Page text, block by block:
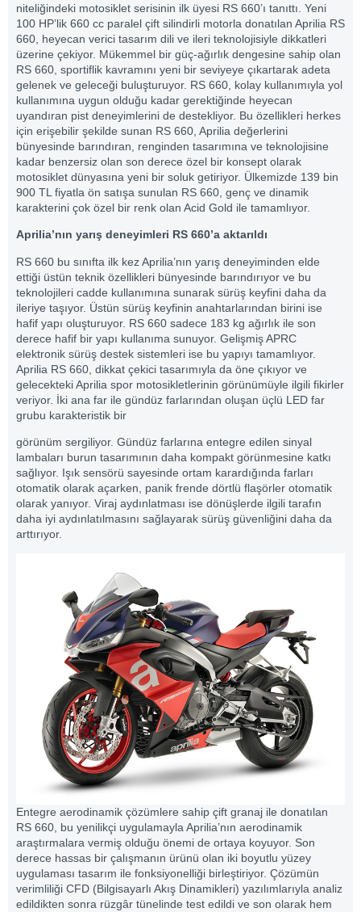
niteliğindeki motosiklet serisinin ilk üyesi RS 660’ı tanıttı. Yeni
100 HP’lik 660 cc paralel çift silindirli motorla donatılan Aprilia RS
660, heyecan verici tasarım dili ve ileri teknolojisiyle dikkatleri
üzerine çekiyor. Mükemmel bir güç-ağırlık dengesine sahip olan
RS 660, sportiflik kavramını yeni bir seviyeye çıkartarak adeta
gelenek ve geleceği buluşturuyor. RS 660, kolay kullanımıyla yol
kullanımına uygun olduğu kadar gerektiğinde heyecan
uyandıran pist deneyimlerini de destekliyor. Bu özellikleri herkes
için erişebilir şekilde sunan RS 660, Aprilia değerlerini
bünyesinde barındıran, renginden tasarımına ve teknolojisine
kadar benzersiz olan son derece özel bir konsept olarak
motosiklet dünyasına yeni bir soluk getiriyor. Ülkemizde 139 bin
900 TL fiyatla ön satışa sunulan RS 660, genç ve dinamik
karakterini çok özel bir renk olan Acid Gold ile tamamlıyor.
Aprilia’nın yarış deneyimleri RS 660’a aktarıldı
RS 660 bu sınıfta ilk kez Aprilia’nın yarış deneyiminden elde
ettiği üstün teknik özellikleri bünyesinde barındırıyor ve bu
teknolojileri cadde kullanımına sunarak sürüş keyfini daha da
ileriye taşıyor. Üstün sürüş keyfinin anahtarlarından birini ise
hafif yapı oluşturuyor. RS 660 sadece 183 kg ağırlık ile son
derece hafif bir yapı kullanıma sunuyor. Gelişmiş APRC
elektronik sürüş destek sistemleri ise bu yapıyı tamamlıyor.
Aprilia RS 660, dikkat çekici tasarımıyla da öne çıkıyor ve
gelecekteki Aprilia spor motosikletlerinin görünümüyle ilgili fikirler
veriyor. İki ana far ile gündüz farlarından oluşan üçlü LED far
grubu karakteristik bir
görünüm sergiliyor. Gündüz farlarına entegre edilen sinyal
lambaları burun tasarımının daha kompakt görünmesine katkı
sağlıyor. Işık sensörü sayesinde ortam karardığında farları
otomatik olarak açarken, panik frende dörtlü flaşörler otomatik
olarak yanıyor. Viraj aydınlatması ise dönüşlerde ilgili tarafın
daha iyi aydınlatılmasını sağlayarak sürüş güvenliğini daha da
arttırıyor.
Entegre aerodinamik çözümlere sahip çift granaj ile donatılan
RS 660, bu yenilikçi uygulamayla Aprilia’nın aerodinamik
araştırmalara vermiş olduğu önemi de ortaya koyuyor. Son
derece hassas bir çalışmanın ürünü olan iki boyutlu yüzey
uygulaması tasarım ile fonksiyonelliği birleştiriyor. Çözümün
verimliliği CFD (Bilgisayarlı Akış Dinamikleri) yazılımlarıyla analiz
edildikten sonra rüzgâr tünelinde test edildi ve son olarak hem